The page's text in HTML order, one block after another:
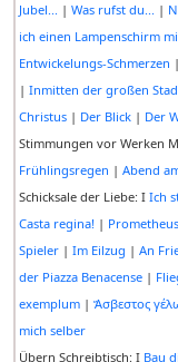
Jubel... | Was rufst du... |
ich einen Lampenschirm
Entwickelungs-Schmerzen |
| Inmitten der großen
Christus| Der Blick| Der
Stimmungen vor Werken
Frühlingsregen | Abend
Schicksale der Liebe: I Ich
Casta regina! | Prometheus
Spieler| Im Eilzug | An
der Piazza Benacense|
exemplum| Ἄσβεστος
mich selber
Übern Schreibtisch: I Bau